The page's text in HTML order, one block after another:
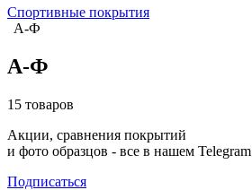
Спортивные покрытия
А-Ф
А-Ф
15 товаров
Акции, сравнения покрытий
и фото образцов - все в нашем Telegram
Подписаться